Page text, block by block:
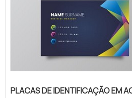
PLACAS DE IDENTIFICAÇÃO EM